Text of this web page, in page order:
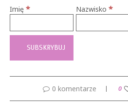
Imię * Nazwisko *
0 komentarze 0